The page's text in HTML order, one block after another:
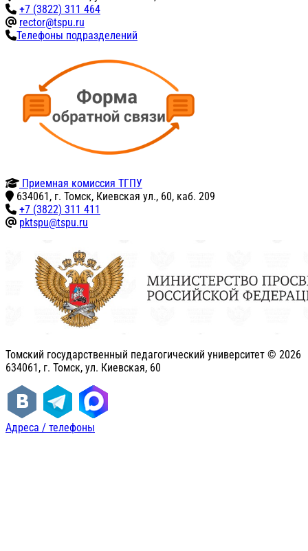
+7 (3822) 311 464
rector@tspu.ru
Телефоны подразделений
Приемная комиссия ТГПУ
634061, г. Томск, Киевская ул., 60, каб. 209
+7 (3822) 311 411
pktspu@tspu.ru
Томский государственный педагогический университет © 2026
634061, г. Томск, ул. Киевская, 60
Адреса / телефоны